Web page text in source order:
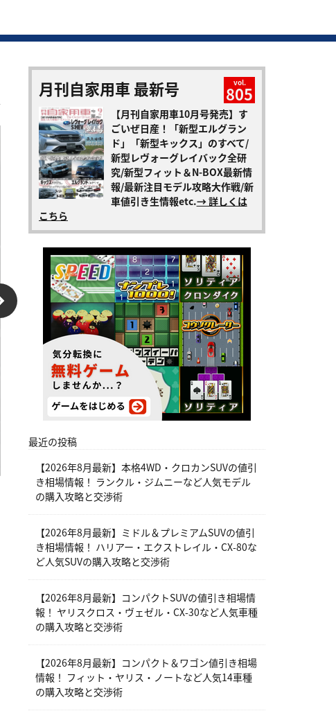
月刊自家用車 最新号 vol.
805
【月刊自家用車10月号発売】す
ごいぜ日産！「新型エルグラン
ド」「新型キックス」のすべて/
新型レヴォーグレイバック全研
究/新型フィット＆N-BOX最新情
報/最新注目モデル攻略大作戦/新
車値引き生情報etc.→ 詳しくは
こちら
最近の投稿
【2026年8月最新】本格4WD・クロカンSUVの値引
き相場情報！ ランクル・ジムニーなど人気モデル
の購入攻略と交渉術
【2026年8月最新】ミドル＆プレミアムSUVの値引
き相場情報！ ハリアー・エクストレイル・CX-80な
ど人気SUVの購入攻略と交渉術
【2026年8月最新】コンパクトSUVの値引き相場情
報！ ヤリスクロス・ヴェゼル・CX-30など人気車種
の購入攻略と交渉術
【2026年8月最新】コンパクト＆ワゴン値引き相場
情報！ フィット・ヤリス・ノートなど人気14車種
の購入攻略と交渉術